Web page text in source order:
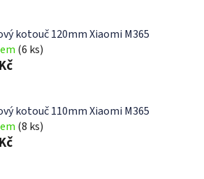
kotouč 120mm Xiaomi M365
(6 ks)
kotouč 110mm Xiaomi M365
(8 ks)